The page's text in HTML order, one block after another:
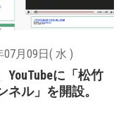
07月09日( 水 )
YouTubeに「松竹
ネル」を開設。